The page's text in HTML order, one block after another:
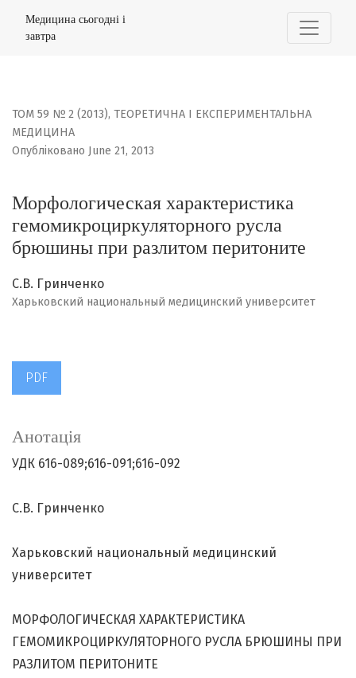
Морфологическая характеристика
Медицина сьогодні і
завтра
ТОМ 59 № 2 (2013), ТЕОРЕТИЧНА І ЕКСПЕРИМЕНТАЛЬНА
МЕДИЦИНА
Морфологическая характеристика
гемомикроциркуляторного русла
брюшины при разлитом перитоните
Опубліковано June 21, 2013
С.В. Гринченко
Харьковский национальный медицинский университет
PDF
Анотація
УДК 616-089;616-091;616-092
С.В. Гринченко
Харьковский национальный медицинский
университет
МОРФОЛОГИЧЕСКАЯ ХАРАКТЕРИСТИКА
ГЕМОМИКРОЦИРКУЛЯТОРНОГО РУСЛА БРЮШИНЫ ПРИ
РАЗЛИТОМ ПЕРИТОНИТЕ